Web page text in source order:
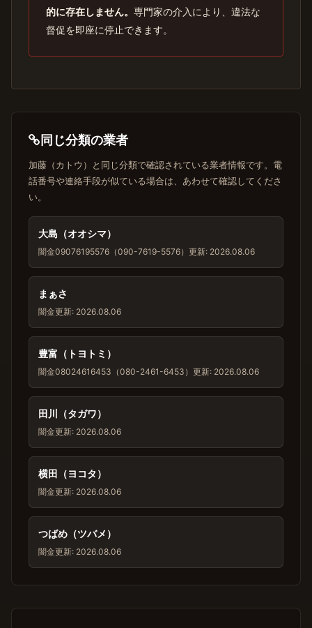
的に存在しません。 専門家の介入により、違法な
督促を即座に停止できます。
同じ分類の業者
加藤（カトウ）と同じ分類で確認されている業者情報です。電
話番号や連絡手段が似ている場合は、あわせて確認してくださ
い。
大島（オオシマ）
闇金09076195576（090-7619-5576） 更新: 2026.08.06
まぁさ
闇金更新: 2026.08.06
豊富（トヨトミ）
闇金08024616453（080-2461-6453） 更新: 2026.08.06
田川（タガワ）
闇金更新: 2026.08.06
横田（ヨコタ）
闇金更新: 2026.08.06
つばめ（ツバメ）
闇金更新: 2026.08.06